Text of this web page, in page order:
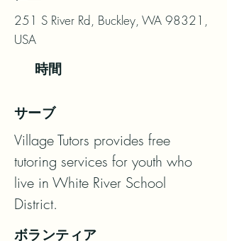
251 S River Rd, Buckley, WA 98321,
USA
時間
サーブ
Village Tutors provides free
tutoring services for youth who
live in White River School
District.
ボランティア